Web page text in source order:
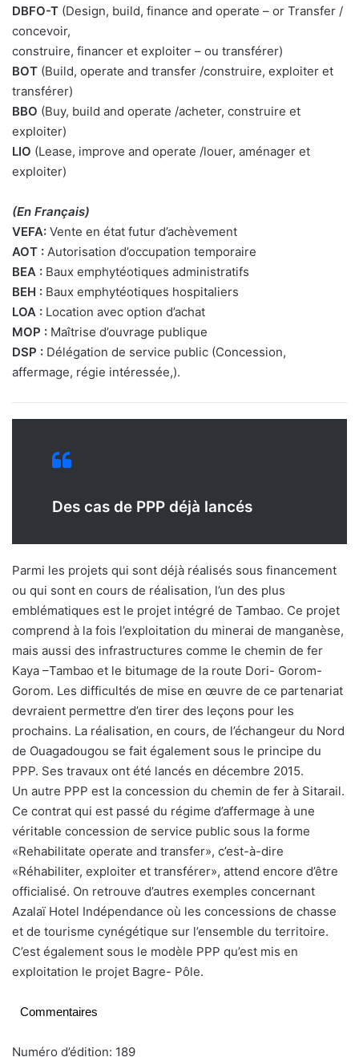
DBFO-T (Design, build, finance and operate – or Transfer /
concevoir,
construire, financer et exploiter – ou transférer)
BOT (Build, operate and transfer /construire, exploiter et
transférer)
BBO (Buy, build and operate /acheter, construire et
exploiter)
LIO (Lease, improve and operate /louer, aménager et
exploiter)
(En Français)
VEFA: Vente en état futur d’achèvement
AOT : Autorisation d’occupation temporaire
BEA : Baux emphytéotiques administratifs
BEH : Baux emphytéotiques hospitaliers
LOA : Location avec option d’achat
MOP : Maîtrise d’ouvrage publique
DSP : Délégation de service public (Concession,
affermage, régie intéressée,).
Des cas de PPP déjà lancés
Parmi les projets qui sont déjà réalisés sous financement
ou qui sont en cours de réalisation, l’un des plus
emblématiques est le projet intégré de Tambao. Ce projet
comprend à la fois l’exploitation du minerai de manganèse,
mais aussi des infrastructures comme le chemin de fer
Kaya –Tambao et le bitumage de la route Dori- Gorom-
Gorom. Les difficultés de mise en œuvre de ce partenariat
devraient permettre d’en tirer des leçons pour les
prochains. La réalisation, en cours, de l’échangeur du Nord
de Ouagadougou se fait également sous le principe du
PPP. Ses travaux ont été lancés en décembre 2015.
Un autre PPP est la concession du chemin de fer à Sitarail.
Ce contrat qui est passé du régime d’affermage à une
véritable concession de service public sous la forme
«Rehabilitate operate and transfer», c’est-à-dire
«Réhabiliter, exploiter et transférer», attend encore d’être
officialisé. On retrouve d’autres exemples concernant
Azalaï Hotel Indépendance où les concessions de chasse
et de tourisme cynégétique sur l’ensemble du territoire.
C’est également sous le modèle PPP qu’est mis en
exploitation le projet Bagre- Pôle.
Commentaires
Numéro d’édition: 189